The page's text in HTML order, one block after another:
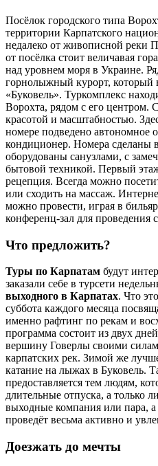
Посёлок городского типа
территории Карпатского
недалеко от живописной реки
от посёлка стоит величавая
над уровнем моря в Украине.
горнолыжный курорт, который
«Буковель». Туркомплекс
Ворохта, рядом с его центром.
красотой и масштабностью.
номере подведено автономное
кондиционер. Номера сделаны
оборудованы санузлами, с
бытовой техникой. Первый
рецепция. Всегда можно
или сходить на массаж.
можно провести, играя в
конференц-зал для проведения
Что предложить?
Туры по Карпатам будут
заказали себе в турсети
выходного в Карпатах. Что
суббота каждого месяца
именно рафтинг по рекам и
программа состоит из двух
вершину Говерлы своими
карпатских рек. Зимой же
катание на лыжах в Буковель.
предоставляется тем людям,
длительные отпуска, а только
выходные компания или пара,
проведёт весьма активно и
Доезжать до мечты